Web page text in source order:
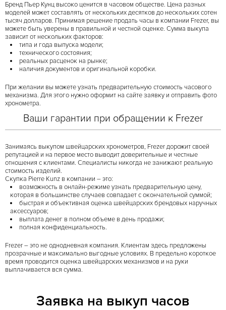
Бренд Пьер Кунц высоко ценится в часовом обществе. Цена разных
моделей может составлять от нескольких десятков до нескольких сотен
тысяч долларов. Принимая решение продать часы в компании Frezer, вы
можете быть уверены в правильной и честной оценке. Сумма выкупа
зависит от нескольких факторов:
типа и года выпуска модели;
технического состояния;
реальных расценок на рынке;
наличия документов и оригинальной коробки.
При желании вы можете узнать предварительную стоимость часового
механизма. Для этого нужно оформит на сайте заявку и отправить фото
хронометра.
Ваши гарантии при обращении к Frezer
Занимаясь выкупом швейцарских хронометров, Frezer дорожит своей
репутацией и на первое место выводит доверительные и честные
отношения с клиентами. Специалисты никогда не занижают реальную
стоимость изделий.
Скупка Pierre Kunz в компании – это:
возможность в онлайн-режиме узнать предварительную цену,
которая в большинстве случаев совпадает с окончательной суммой;
быстрая и объективная оценка швейцарских брендовых наручных
аксессуаров;
выплата денег в полном объеме в день продажи;
полная конфиденциальность.
Frezer – это не однодневная компания. Клиентам здесь предложены
прозрачные и максимально выгодные условиях. В предельно короткое
время проводится оценка швейцарских механизмов и на руки
выплачивается вся сумма.
Заявка на выкуп часов